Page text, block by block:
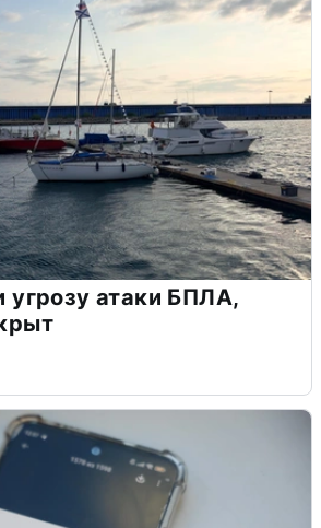
угрозу атаки БПЛА,